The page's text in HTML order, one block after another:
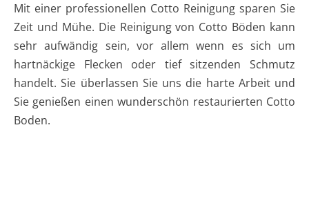
Mit einer professionellen Cotto Reinigung sparen Sie
Zeit und Mühe. Die Reinigung von Cotto Böden kann
sehr aufwändig sein, vor allem wenn es sich um
hartnäckige Flecken oder tief sitzenden Schmutz
handelt. Sie überlassen Sie uns die harte Arbeit und
Sie genießen einen wunderschön restaurierten Cotto
Boden.